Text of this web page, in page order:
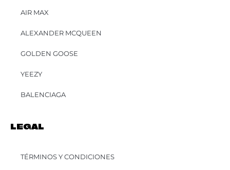
AIR MAX
ALEXANDER MCQUEEN
GOLDEN GOOSE
YEEZY
BALENCIAGA
LEGAL
TÉRMINOS Y CONDICIONES